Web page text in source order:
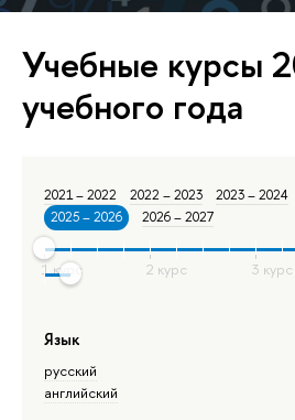
Учебные курсы
учебного года
2021 – 2022 2022 – 2023 2023 – 2024
2025 – 2026
2026 – 2027
Язык
русский
английский